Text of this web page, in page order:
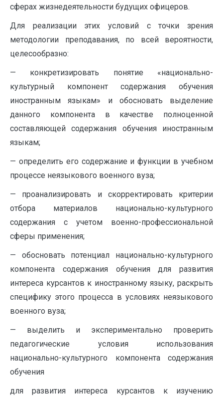
сферах жизнедеятельности будущих офицеров.
Для реализации этих условий с точки зрения
методологии преподавания, по всей вероятности,
целесообразно:
— конкретизировать понятие «национально-
культурный компонент содержания обучения
иностранным языкам» и обосновать выделение
данного компонента в качестве полноценной
составляющей содержания обучения иностранным
языкам;
— определить его содержание и функции в учебном
процессе неязыкового военного вуза;
— проанализировать и скорректировать критерии
отбора материалов национально-культурного
содержания с учетом военно-профессиональной
сферы применения;
— обосновать потенциал национально-культурного
компонента содержания обучения для развития
интереса курсантов к иностранному языку, раскрыть
специфику этого процесса в условиях неязыкового
военного вуза;
— выделить и экспериментально проверить
педагогические условия использования
национально-культурного компонента содержания
обучения
для развития интереса курсантов к изучению